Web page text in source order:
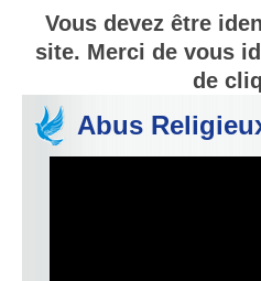
Vous devez être
site. Merci de vous
de
Abus